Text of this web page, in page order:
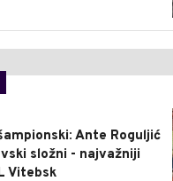
Ante Roguljić
složni - najvažniji
Vitebsk